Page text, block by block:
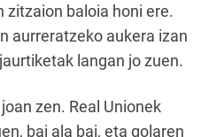
zitzaion baloia honi ere.
aurreratzeko aukera izan
langan jo zuen.
zen. Real Unionek
bai ala bai, eta golaren